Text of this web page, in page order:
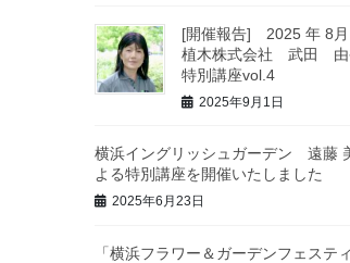
[開催報告] 2025 年 8月
植木株式会社 武田
特別講座vol.4
2025年9月1日
横浜イングリッシュガーデン 遠藤
よる特別講座を開催いたしました
2025年6月23日
「横浜フラワー＆ガーデンフェステ